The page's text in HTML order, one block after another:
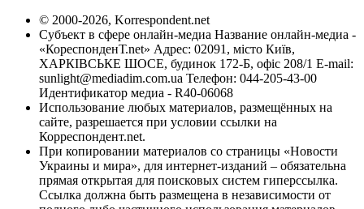
© 2000-2026, Korrespondent.net
Субъект в сфере онлайн-медиа Название онлайн-медиа -
«КореспонденТ.net» Адрес: 02091, місто Київ,
ХАРКІВСЬКЕ ШОСЕ, будинок 172-Б, офіс 208/1 E-mail:
sunlight@mediadim.com.ua Телефон: 044-205-43-00
Идентификатор медиа - R40-06068
Использование любых материалов, размещённых на
сайте, разрешается при условии ссылки на
Корреспондент.net.
При копировании материалов со страницы «Новости
Украины и мира», для интернет-изданий – обязательна
прямая открытая для поисковых систем гиперссылка.
Ссылка должна быть размещена в независимости от